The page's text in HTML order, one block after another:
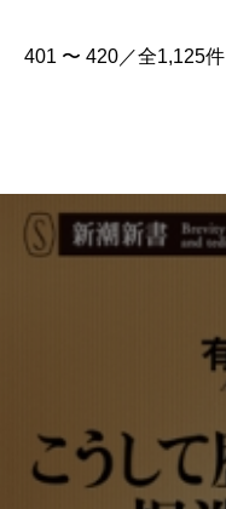
401 〜 420／全1,125件